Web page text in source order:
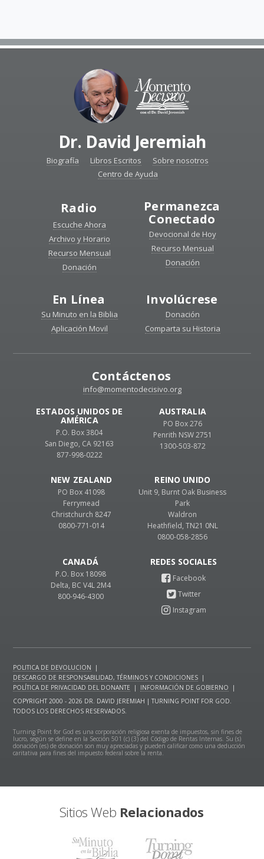
Dr. David Jeremiah
Biografía Libros Escritos
Sobre nosotros
Centro de Ayuda
Radio
Escuche Ahora
Archivo y Horario
Recurso Mensual
Donación
Permanezca
Conectado
Devocional de Hoy
Recurso Mensual
Donación
En Línea
Su Minuto en la Biblia
Aplicación Movil
Involúcrese
Donación
Comparta su Historia
Contáctenos
info@momentodecisivo.org
ESTADOS UNIDOS DE
AMÉRICA
P.O. Box 3804
San Diego, CA 92163
877-998-0222
CANADÁ
P.O. Box 18098
Delta, BC V4L 2M4
800-946-4300
REINO UNIDO
Unit 9, Burnt Oak Business
Park
Waldron
Heathfield, TN21 0NL
0800-058-2856
AUSTRALIA
PO Box 276
Penrith NSW 2751
1300-503-872
NEW ZEALAND
PO Box 41098
Ferrymead
Christchurch 8247
0800-771-014
POLITICA DE DEVOLUCION
|
DESCARGO DE RESPONSABILIDAD, TÉRMINOS Y CONDICIONES |
POLÍTICA DE PRIVACIDAD DEL DONANTE
| INFORMACIÓN DE GOBIERNO
|
COPYRIGHT 2000 - 2026 DR. DAVID JEREMIAH | TURNING POINT FOR GOD.
TODOS LOS DERECHOS RESERVADOS.
Turning Point for God es una corporación religiosa exenta de impuestos, sin fines de
lucro, según se define en la Sección 501 (c) (3) del Código de Rentas Internas. Su (s)
donación (es) de donación son muy apreciadas y pueden calificar como una deducción
caritativa para fines del impuesto federal sobre la renta.
Sitios Web Relacionados